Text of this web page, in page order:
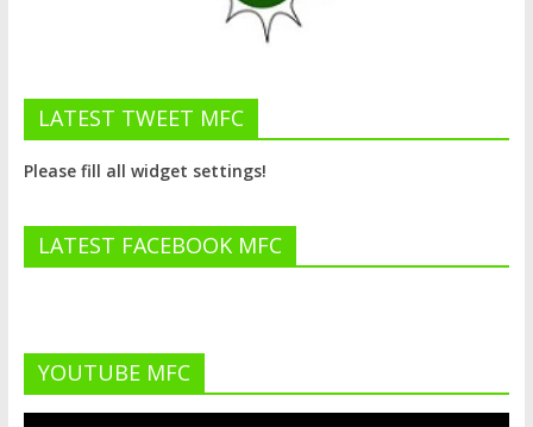
LATEST TWEET MFC
Please fill all widget settings!
LATEST FACEBOOK MFC
YOUTUBE MFC